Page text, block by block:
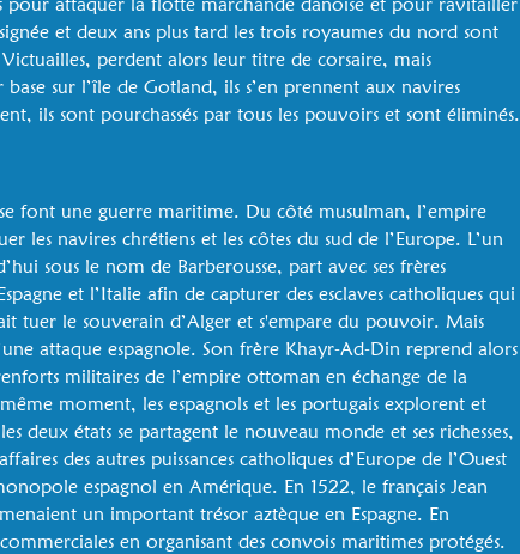
et deux ans plus tard les trois royaumes du nord sont
perdent alors leur titre de corsaire, mais
sur l’île de Gotland, ils s’en prennent aux navires
ils sont pourchassés par tous les pouvoirs et sont éliminés.
font une guerre maritime. Du côté musulman, l’empire
les navires chrétiens et les côtes du sud de l’Europe. L’un
sous le nom de Barberousse, part avec ses frères
et l’Italie afin de capturer des esclaves catholiques qui
tuer le souverain d’Alger et s'empare du pouvoir. Mais
attaque espagnole. Son frère Khayr-Ad-Din reprend alors
militaires de l’empire ottoman en échange de la
moment, les espagnols et les portugais explorent et
deux états se partagent le nouveau monde et ses richesses,
des autres puissances catholiques d’Europe de l’Ouest
espagnol en Amérique. En 1522, le français Jean
un important trésor aztèque en Espagne. En
en organisant des convois maritimes protégés.